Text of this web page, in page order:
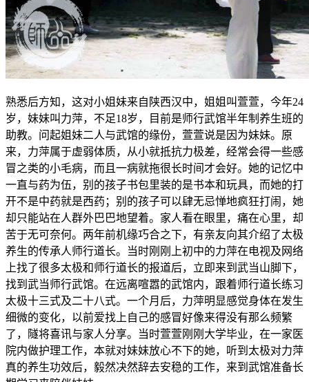
熟悉后方知，这对小姐妹来自陕西汉中，姐姐叫萱萱，今年24
岁，妹妹叫力萍，不足18岁，目前是师行武馆半年制养生班的
助教。问起姐妹二人与武馆的缘份，萱萱说是因为妹妹。原
来，力萍属于虚弱体质，从小就抵抗力极差，经常会得一些感
冒之类的小毛病，而且一病就拖很长时间才会好。她的记忆中
一直与药为伍，别的孩子书包里装的是书本和玩具，而她的打
开不是中药就是西药；别的孩子可以肆无忌惮地疯狂打闹，她
却只能站在人群外巴巴地望着。家人看在眼里，痛在心里，却
苦于无可奈何。两年前机缘巧合之下，有亲友向其介绍了太极
养生的传承人师行道长。当时刚刚上初中的力萍在电视及网络
上找了很多太极和师行道长的报道后，立即来到武当山脚下，
找到武当师行武馆。在远离喧嚣的武馆内，跟着师行道长练习
太极十三式及二十八式。一个月后，力萍明显感觉身体在发生
细微的变化，以前爱找上自己的感冒好像来得没有那么频繁
了，隧将喜讯与家人分享。当时萱萱刚刚大学毕业，在一家医
院内做护理工作，本就对妹妹放心不下的她，听到太极对力萍
真的养生功效后，毅然决然辞去安稳的工作，来到武馆准备长